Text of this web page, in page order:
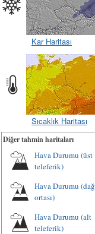
Kar Haritası
Sıcaklık Haritası
Diğer tahmin haritaları
Hava Durumu (üst
teleferik)
Hava Durumu (dağ
ortası)
Hava Durumu (alt
teleferik)